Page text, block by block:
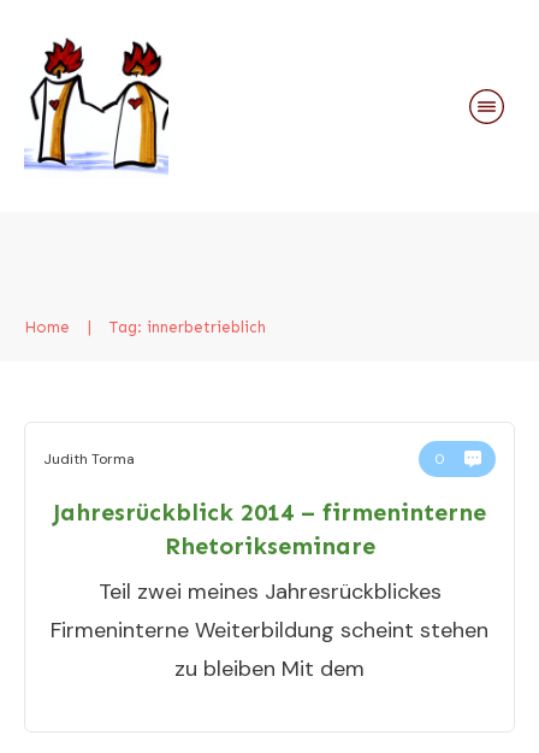
Home Tag: innerbetrieblich
Judith Torma 0
Jahresrückblick 2014 – firmeninterne
Rhetorikseminare
Teil zwei meines Jahresrückblickes
Firmeninterne Weiterbildung scheint stehen
zu bleiben Mit dem